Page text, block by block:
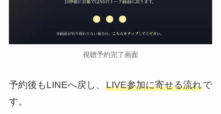
視聴予約完了画面
予約後もLINEへ戻し、 LIVE参加に寄せる流れで
す。